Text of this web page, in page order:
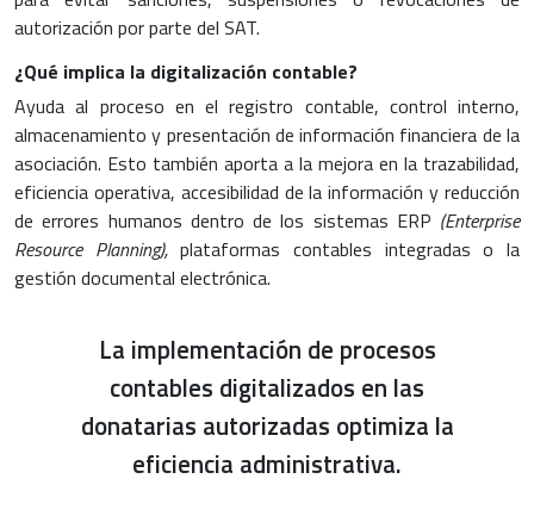
autorización por parte del SAT.
¿Qué implica la digitalización contable?
Ayuda al proceso en el registro contable, control interno,
almacenamiento y presentación de información financiera de la
asociación. Esto también aporta a la mejora en la trazabilidad,
eficiencia operativa, accesibilidad de la información y reducción
de errores humanos dentro de los sistemas ERP (Enterprise
Resource Planning),plataformas contables integradas o la
gestión documental electrónica.
La implementación de procesos
contables digitalizados en las
donatarias autorizadas optimiza la
eficiencia administrativa.